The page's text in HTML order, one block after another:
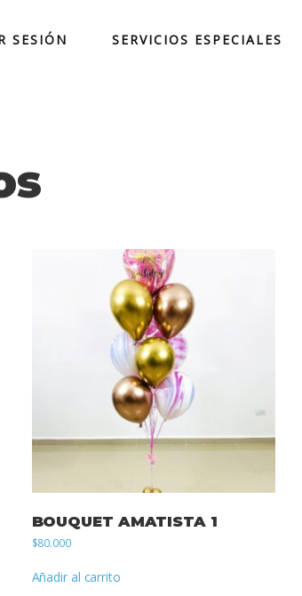
SESIÓN SERVICIOS ESPECIALES
BOUQUET AMATISTA 1
$80.000
Añadir al carrito